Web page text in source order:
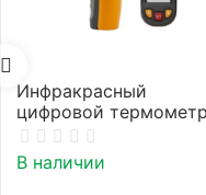
Инфракрасный
цифровой термометр
(пирометр)
В наличии